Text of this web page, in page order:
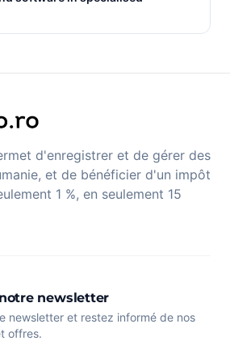
d'enregistrer et de gérer des
et de bénéficier d'un impôt
1 %, en seulement 15
newsletter
newsletter et restez informé de nos
offres.